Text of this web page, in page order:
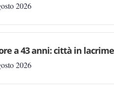
2026
a 43 anni: città in
2026